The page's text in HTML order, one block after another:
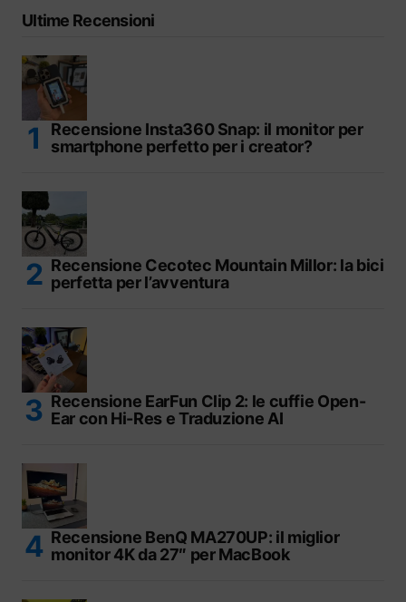
Ultime Recensioni
Recensione Insta360 Snap: il monitor per
smartphone perfetto per i creator?
Recensione Cecotec Mountain Millor: la bici
perfetta per l’avventura
Recensione EarFun Clip 2: le cuffie Open-
Ear con Hi-Res e Traduzione AI
Recensione BenQ MA270UP: il miglior
monitor 4K da 27″ per MacBook